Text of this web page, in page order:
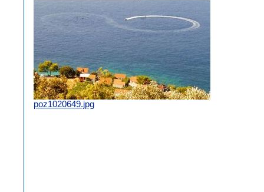
poz1020649.jpg